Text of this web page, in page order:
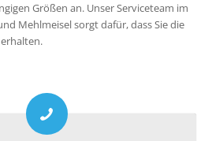
Größen an. Unser Serviceteam im
Mehlmeisel sorgt dafür, dass Sie die